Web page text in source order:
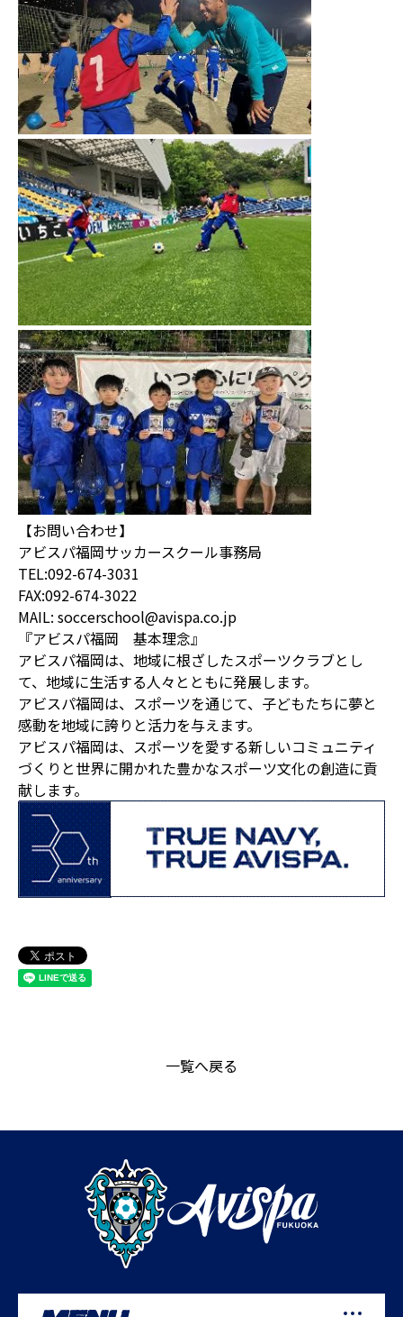
【お問い合わせ】
アビスパ福岡サッカースクール事務局
TEL:092-674-3031
FAX:092-674-3022
MAIL: soccerschool@avispa.co.jp
『アビスパ福岡 基本理念』
アビスパ福岡は、地域に根ざしたスポーツクラブとし
て、地域に生活する人々とともに発展します。
アビスパ福岡は、スポーツを通じて、子どもたちに夢と
感動を地域に誇りと活力を与えます。
アビスパ福岡は、スポーツを愛する新しいコミュニティ
づくりと世界に開かれた豊かなスポーツ文化の創造に貢
献します。
一覧へ戻る